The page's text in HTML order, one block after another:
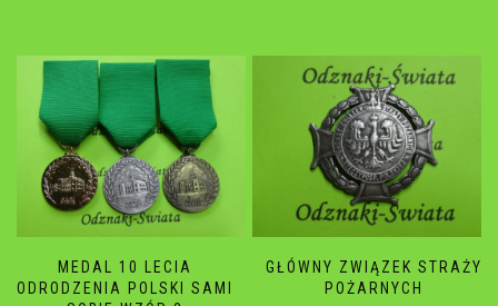
MEDAL 10 LECIA
ODRODZENIA POLSKI SAMI
GŁÓWNY ZWIĄZEK STRAŻY
POŻARNYCH